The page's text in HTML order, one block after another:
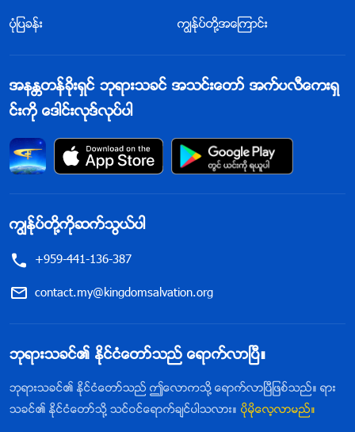
ပုံျပခန္း ကြၽန္ုပ္တို႔အေၾကာင္း
အနႏၲတန္ခိုးရွင္ ဘုရားသခင္ အသင္းေတာ္ အက္ပလီေကးရွ
င္းကို ေဒါင္းလုဒ္လုပ္ပါ
ကြၽန္ုပ္တို႔ကိုဆက္သြယ္ပါ
+959-441-136-387
contact.my@kingdomsalvation.org
ဘုရားသခင္၏ ႏိုင္ငံေတာ္သည္ ေရာက္လာၿပီ။
ဘုရားသခင္၏ ႏိုင္ငံေတာ္သည္ ဤေလာကသို႔ ေရာက္လာၿပီျဖစ္သည္။ ရား
သခင္၏ ႏိုင္ငံေတာ္သို႔ သင္ဝင္ေရာက္ခ်င္ပါသလား။ ပိုမိုေလ့လာမည္။